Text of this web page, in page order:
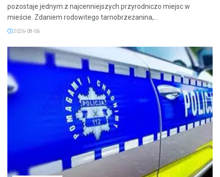
pozostaje jednym z najcenniejszych przyrodniczo miejsc w
mieście. Zdaniem rodowitego tarnobrzeżanina,...
2026-08-06